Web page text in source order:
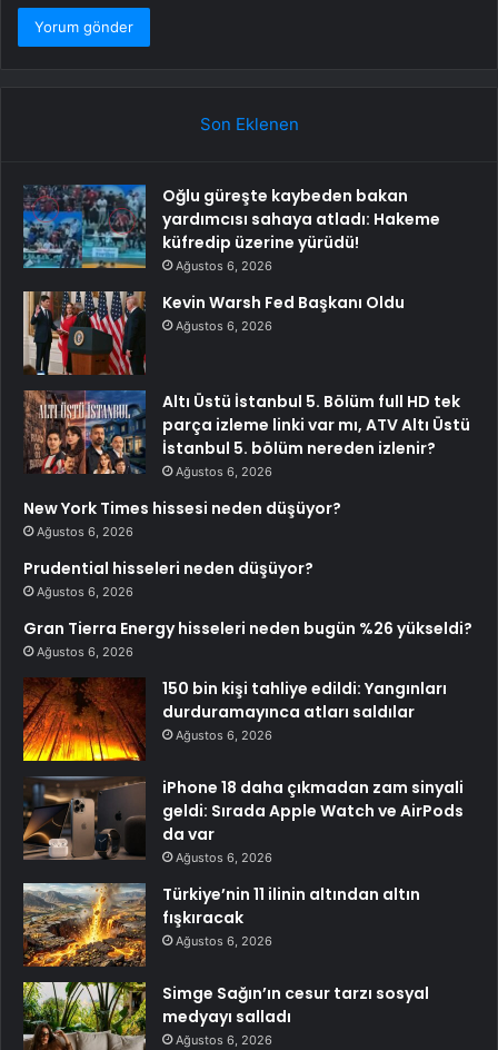
Son Eklenen
Oğlu güreşte kaybeden bakan
yardımcısı sahaya atladı: Hakeme
küfredip üzerine yürüdü!
Ağustos 6, 2026
Kevin Warsh Fed Başkanı Oldu
Ağustos 6, 2026
Altı Üstü İstanbul 5. Bölüm full HD tek
parça izleme linki var mı, ATV Altı Üstü
İstanbul 5. bölüm nereden izlenir?
Ağustos 6, 2026
New York Times hissesi neden düşüyor?
Ağustos 6, 2026
Prudential hisseleri neden düşüyor?
Ağustos 6, 2026
Gran Tierra Energy hisseleri neden bugün %26 yükseldi?
Ağustos 6, 2026
150 bin kişi tahliye edildi: Yangınları
durduramayınca atları saldılar
Ağustos 6, 2026
iPhone 18 daha çıkmadan zam sinyali
geldi: Sırada Apple Watch ve AirPods
da var
Ağustos 6, 2026
Türkiye’nin 11 ilinin altından altın
fışkıracak
Ağustos 6, 2026
Simge Sağın’ın cesur tarzı sosyal
medyayı salladı
Ağustos 6, 2026